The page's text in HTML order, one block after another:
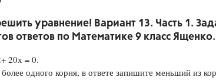
уравнение! Вариант 13. Часть 1.
ответов по Математике 9 класс Ященко.
20х = 0.
одного корня, в ответе запишите меньший из